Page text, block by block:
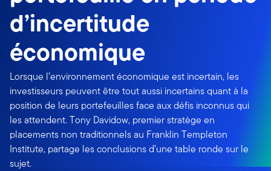
d’incertitude
économique
Lorsque l’environnement économique est incertain, les
investisseurs peuvent être tout aussi incertains quant à la
position de leurs portefeuilles face aux défis inconnus qui
les attendent. Tony Davidow, premier stratège en
placements non traditionnels au Franklin Templeton
Institute, partage les conclusions d’une table ronde sur le
sujet.